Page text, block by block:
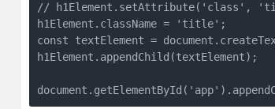
// h1Element.setAttribute('class',
h1Element.className = 'title';
const textElement =
h1Element.appendChild(textElement);